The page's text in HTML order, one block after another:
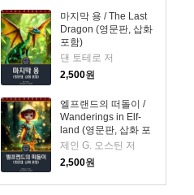
마지막 용 / The Last
Dragon (영문판, 삽화
포함)
댄 토테로 저
2,500원
엘프랜드의 떠돌이 /
Wanderings in Elf-
land (영문판, 삽화 포
함)
제인 G. 오스틴 저
2,500원